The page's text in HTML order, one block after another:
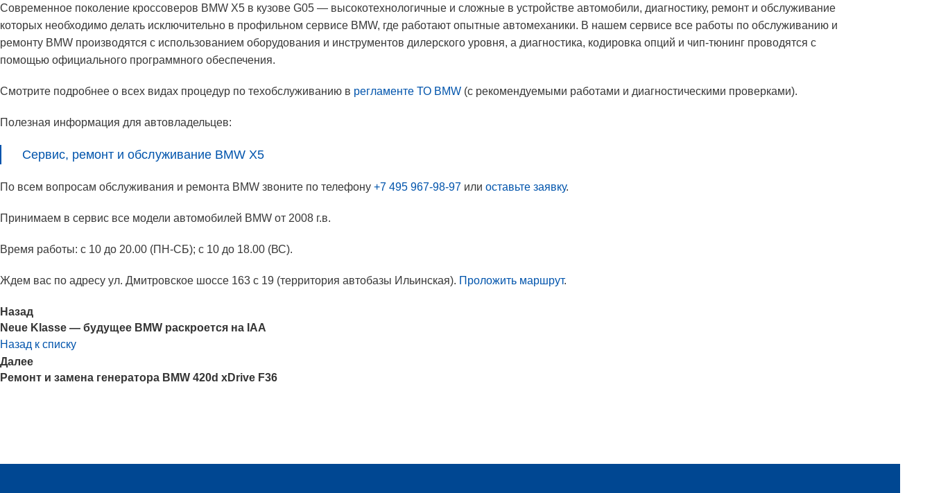
Современное поколение кроссоверов BMW X5 в кузове G05 — высокотехнологичные и сложные в устройстве автомобили, диагностику, ремонт и обслуживание
которых необходимо делать исключительно в профильном сервисе BMW, где работают опытные автомеханики. В нашем сервисе все работы по обслуживанию и
ремонту BMW производятся с использованием оборудования и инструментов дилерского уровня, а диагностика, кодировка опций и чип-тюнинг проводятся с
помощью официального программного обеспечения.
Смотрите подробнее о всех видах процедур по техобслуживанию в регламенте ТО BMW (с рекомендуемыми работами и диагностическими проверками).
Полезная информация для автовладельцев:
Сервис, ремонт и обслуживание BMW X5
По всем вопросам обслуживания и ремонта BMW звоните по телефону +7 495 967-98-97 или оставьте заявку.
Принимаем в сервис все модели автомобилей BMW от 2008 г.в.
Время работы: с 10 до 20.00 (ПН-СБ); с 10 до 18.00 (ВС).
Ждем вас по адресу ул. Дмитровское шоссе 163 с 19 (территория автобазы Ильинская). Проложить маршрут.
Назад
Neue Klasse — будущее BMW раскроется на IAA
Назад к списку
Далее
Ремонт и замена генератора BMW 420d xDrive F36